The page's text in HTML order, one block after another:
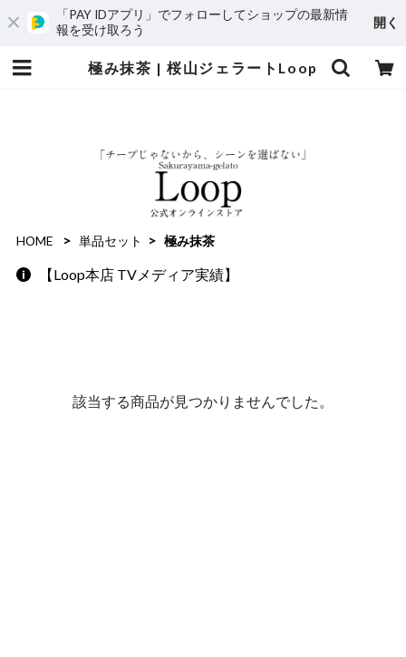
「PAY IDアプリ」でフォローしてショップの最新情
報を受け取ろう
開く
極み抹茶 | 桜山ジェラートLoop
HOME 単品セット 極み抹茶
【Loop本店 TVメディア実績】
該当する商品が見つかりませんでした。